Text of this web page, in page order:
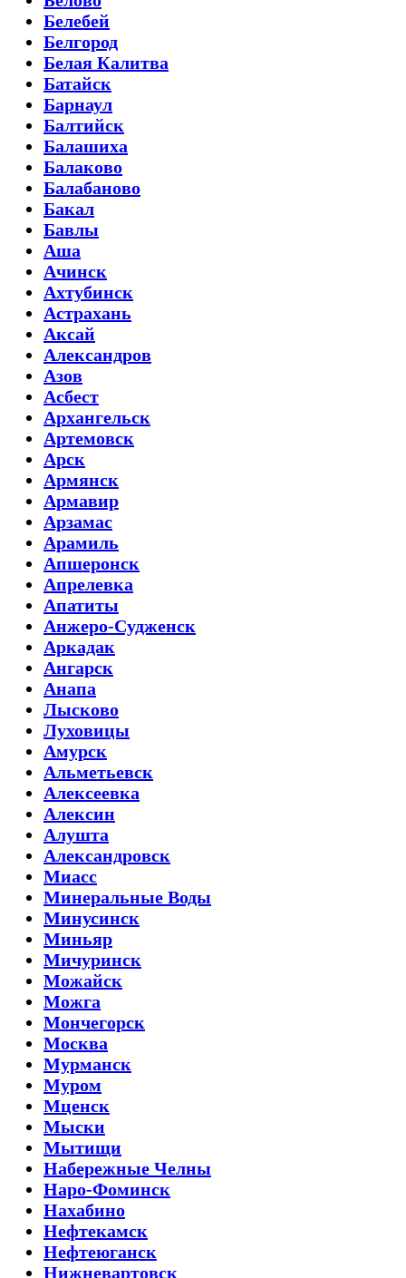
Белебей
Белгород
Белая Калитва
Батайск
Барнаул
Балтийск
Балашиха
Балаково
Балабаново
Бакал
Бавлы
Аша
Ачинск
Ахтубинск
Астрахань
Аксай
Александров
Азов
Асбест
Архангельск
Артемовск
Арск
Армянск
Армавир
Арзамас
Арамиль
Апшеронск
Апрелевка
Апатиты
Анжеро-Судженск
Аркадак
Ангарск
Анапа
Лысково
Луховицы
Амурск
Альметьевск
Алексеевка
Алексин
Алушта
Александровск
Миасс
Минеральные Воды
Минусинск
Миньяр
Мичуринск
Можайск
Можга
Мончегорск
Москва
Мурманск
Муром
Мценск
Мыски
Мытищи
Набережные Челны
Наро-Фоминск
Нахабино
Нефтекамск
Нефтеюганск
Нижневартовск